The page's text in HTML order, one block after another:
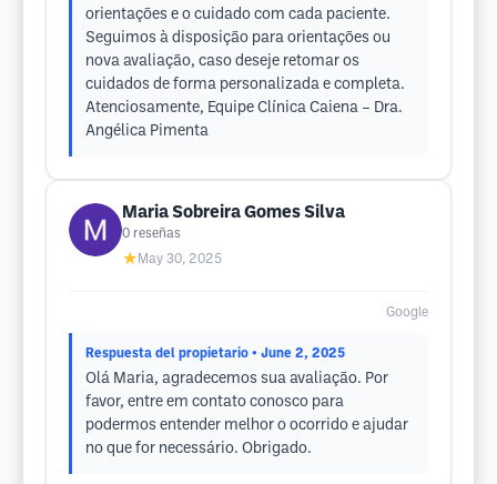
orientações e o cuidado com cada paciente.
Seguimos à disposição para orientações ou
nova avaliação, caso deseje retomar os
cuidados de forma personalizada e completa.
Atenciosamente, Equipe Clínica Caiena – Dra.
Angélica Pimenta
Maria Sobreira Gomes Silva
0 reseñas
★ May 30, 2025
Google
Respuesta del propietario • June 2, 2025
Olá Maria, agradecemos sua avaliação. Por
favor, entre em contato conosco para
podermos entender melhor o ocorrido e ajudar
no que for necessário. Obrigado.